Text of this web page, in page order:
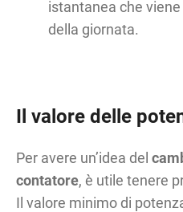
istantanea che
della giornata.
Il valore delle
Per avere un’idea del
contatore, è utile tenere
Il valore minimo di